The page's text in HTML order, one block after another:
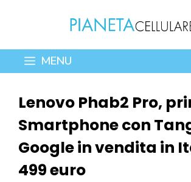
contenuto
MENU
Lenovo Phab2 Pro,
Smartphone con
Google in vendita in
499 euro